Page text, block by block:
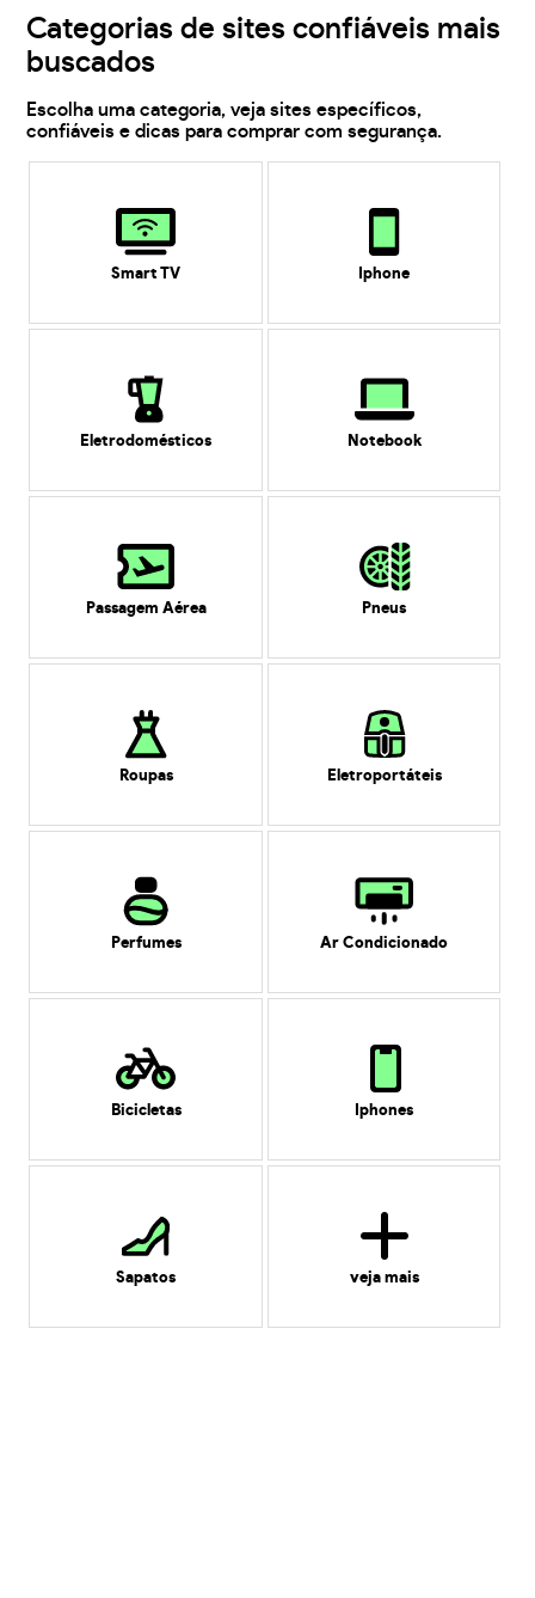
Categorias de sites confiáveis mais
buscados
Escolha uma categoria, veja sites específicos,
confiáveis e dicas para comprar com segurança.
Smart TV Iphone
Eletrodomésticos Notebook
Passagem Aérea Pneus
Roupas Eletroportáteis
Perfumes Ar Condicionado
Bicicletas Iphones
Sapatos veja mais